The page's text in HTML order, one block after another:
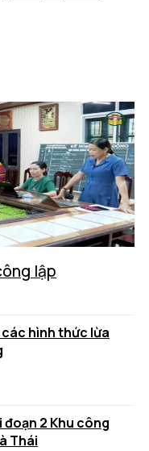
lập
hình thức lừa
đoạn 2 Khu công
Thái